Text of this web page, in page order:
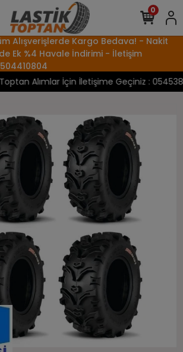
Alışverişlerde Kargo Bedava! - Nakit
Ek %4 Havale İndirimi - İletişim
Alımlar İçin İletişime Geçiniz :
0